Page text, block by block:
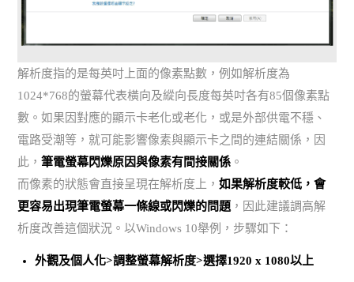
解析度指的是每英吋上面的像素點數，例如解析度為
1024*768的螢幕代表橫向及縱向長度每英吋各有85個像素點
數。如果因對應的顯示卡老化或老化，或是外部供電不穩、
電路受潮等，就可能影響像素與顯示卡之間的連結關係，因
此，筆電螢幕閃爍原因與像素有間接關係 。
而像素的狀態會直接呈現在解析度上，如果解析度較低，會
更容易出現筆電螢幕一條線或閃爍的問題 ，因此建議調高解
析度改善這個狀況。以Windows 10舉例，步驟如下：
外觀及個人化>調整螢幕解析度>選擇1920 x 1080以上